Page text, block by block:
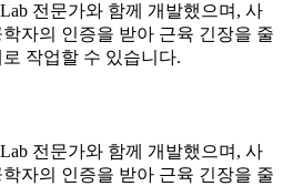
전문가와 함께 개발했으며, 사
자의 인증을 받아 근육 긴장을 줄
작업할 수 있습니다.
전문가와 함께 개발했으며, 사
자의 인증을 받아 근육 긴장을 줄